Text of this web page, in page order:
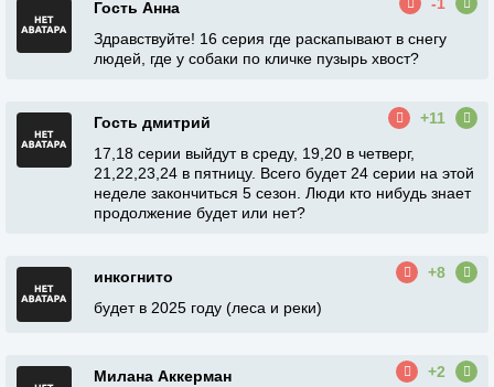
Гость Анна
-1
Здравствуйте! 16 серия где раскапывают в снегу
людей, где у собаки по кличке пузырь хвост?
Гость дмитрий
+11
17,18 серии выйдут в среду, 19,20 в четверг,
21,22,23,24 в пятницу. Всего будет 24 серии на этой
неделе закончиться 5 сезон. Люди кто нибудь знает
продолжение будет или нет?
инкогнито
+8
будет в 2025 году (леса и реки)
Милана Аккерман
+2